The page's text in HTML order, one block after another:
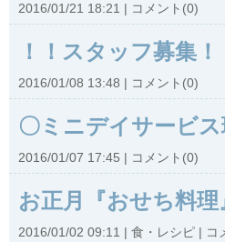
2016/01/21 18:21 コメント(0)
！！スタッフ募集！
2016/01/08 13:48 コメント(0)
〇ミニデイサービ
2016/01/07 17:45 コメント(0)
お正月『おせち料理
2016/01/02 09:11 食・レシピ コ